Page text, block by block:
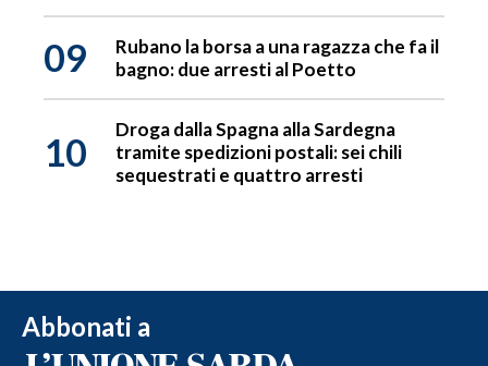
09
Rubano la borsa a una ragazza che fa il
bagno: due arresti al Poetto
10
Droga dalla Spagna alla Sardegna
tramite spedizioni postali: sei chili
sequestrati e quattro arresti
Abbonati a